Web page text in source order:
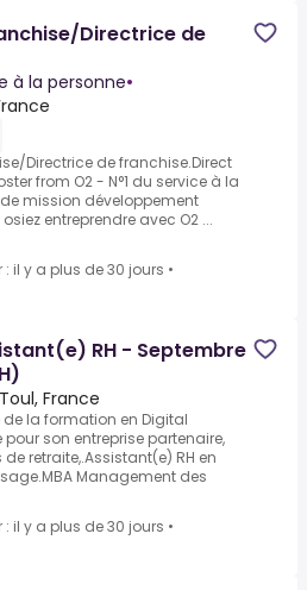
Directrice de
à la personne•
Directrice de franchise.Direct
from O2 - N°1 du service à la
mission développement
entreprendre avec O2 ...
: il y a plus de 30 jours •
RH - Septembre
Toul, France
de la formation en Digital
pour son entreprise partenaire,
retraite,.Assistant(e) RH en
Management des
: il y a plus de 30 jours •